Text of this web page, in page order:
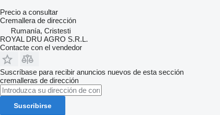
Precio a consultar
Cremallera de dirección
Rumanía, Cristesti
ROYAL DRU AGRO S.R.L.
Contacte con el vendedor
Suscríbase para recibir anuncios nuevos de esta sección
cremalleras de dirección
Suscribirse